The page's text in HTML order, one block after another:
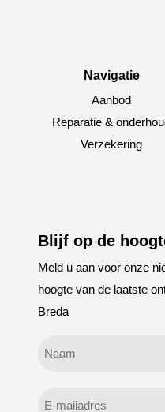
Navigatie
Aanbod
Reparatie &
Verzekering
Blijf op de
Meld u aan voor onze
hoogte van de laatste
Breda